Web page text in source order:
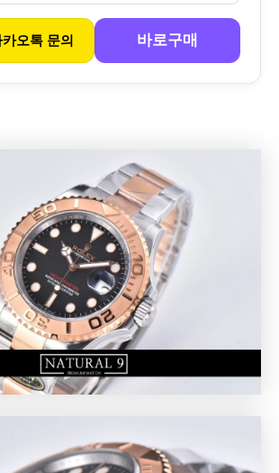
카오톡 문의 바로구매